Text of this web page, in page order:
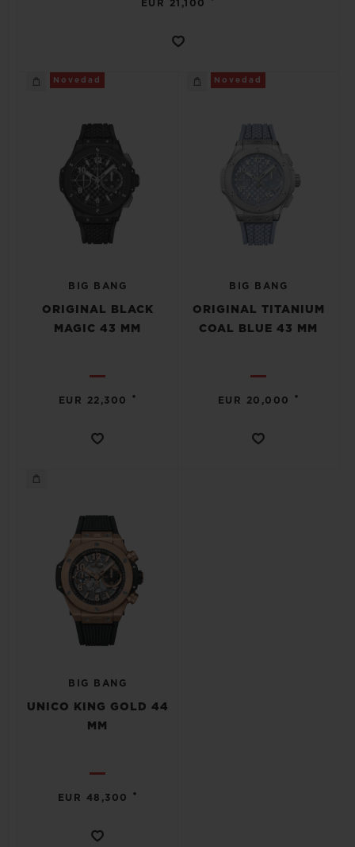
EUR 21,100
Novedad
BIG BANG
ORIGINAL BLACK
MAGIC 43 MM
EUR 22,300 •
Novedad
BIG BANG
ORIGINAL TITANIUM
COAL BLUE 43 MM
EUR 20,000 •
BIG BANG
UNICO KING GOLD 44
MM
EUR 48,300 •